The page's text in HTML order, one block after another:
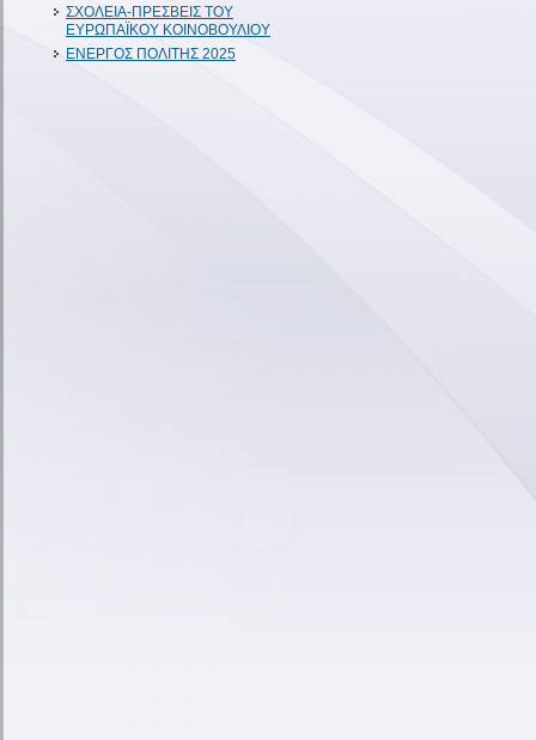
ΣΧΟΛΕΙΑ-ΠΡΕΣΒΕΙΣ ΤΟΥ
ΕΥΡΩΠΑΪΚΟΥ ΚΟΙΝΟΒΟΥΛΙΟΥ
ΕΝΕΡΓΟΣ ΠΟΛΙΤΗΣ 2025